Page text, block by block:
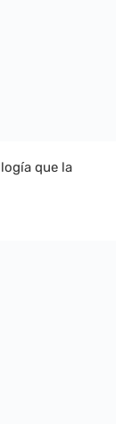
que la